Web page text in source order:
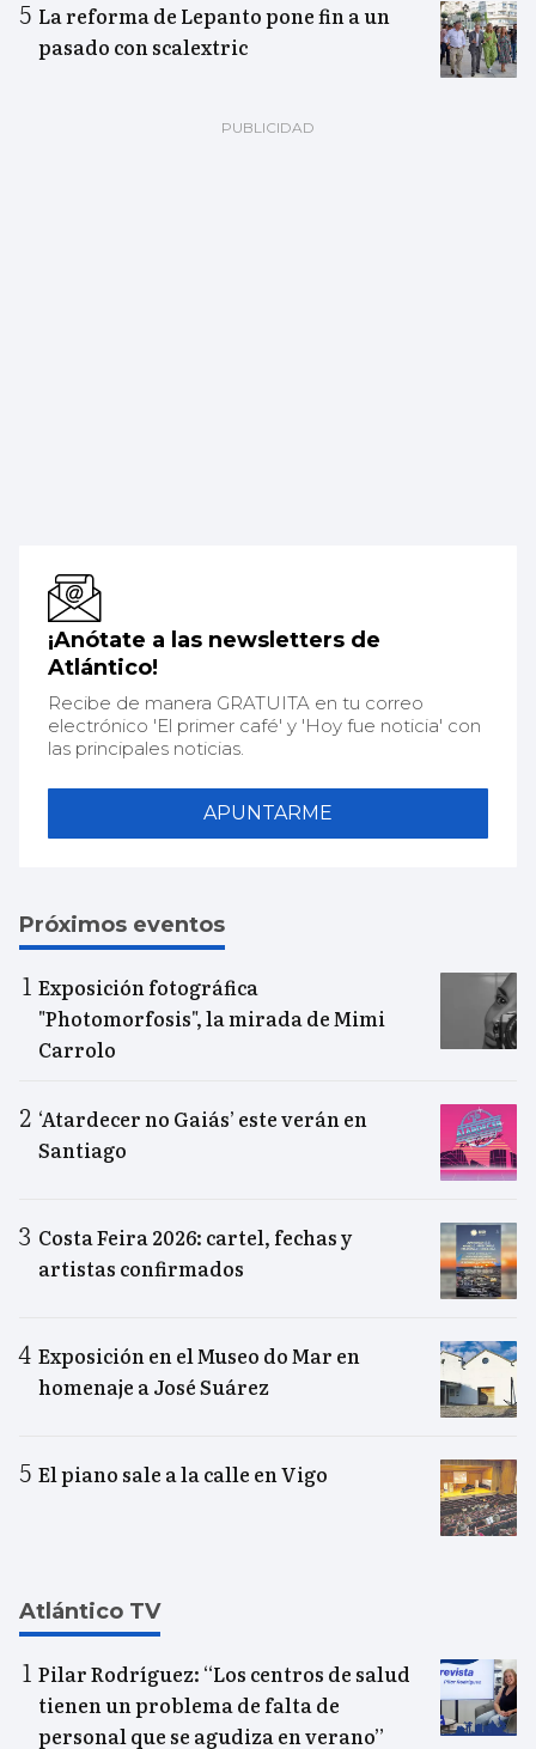
La reforma de Lepanto pone fin a un
pasado con scalextric
¡Anótate a las newsletters de
Atlántico!
Recibe de manera GRATUITA en tu correo
electrónico 'El primer café' y 'Hoy fue noticia' con
las principales noticias.
APUNTARME
Próximos eventos
Exposición fotográfica
"Photomorfosis", la mirada de Mimi
Carrolo
‘Atardecer no Gaiás’ este verán en
Santiago
Costa Feira 2026: cartel, fechas y
artistas confirmados
Exposición en el Museo do Mar en
homenaje a José Suárez
El piano sale a la calle en Vigo
Atlántico TV
Pilar Rodríguez: “Los centros de salud
tienen un problema de falta de
personal que se agudiza en verano”